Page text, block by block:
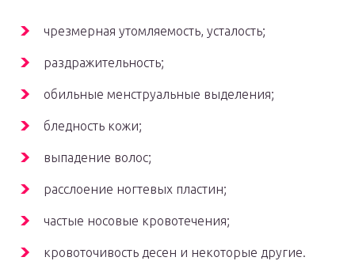
чрезмерная утомляемость, усталость;
раздражительность;
обильные менструальные выделения;
бледность кожи;
выпадение волос;
расслоение ногтевых пластин;
частые носовые кровотечения;
кровоточивость десен и некоторые другие.